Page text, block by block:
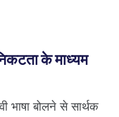
के माध्यम
भाषा बोलने से सार्थक